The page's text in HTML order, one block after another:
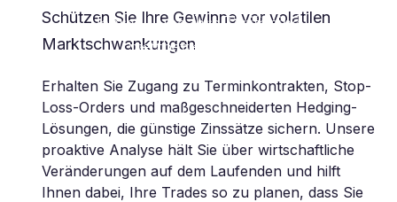
Jahren... und ihre Tarife sind
wettbewerbsfähig.“
Schützen Sie Ihre Gewinne vor volatilen
Marktschwankungen
Erhalten Sie Zugang zu Terminkontrakten, Stop-
Loss-Orders und maßgeschneiderten Hedging-
Lösungen, die günstige Zinssätze sichern. Unsere
proaktive Analyse hält Sie über wirtschaftliche
Veränderungen auf dem Laufenden und hilft
Ihnen dabei, Ihre Trades so zu planen, dass Sie